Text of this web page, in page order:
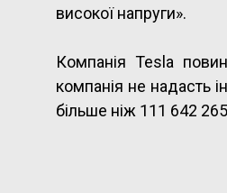
високої напруги».
Компанія Tesla
компанія не надасть
більше ніж 111 642